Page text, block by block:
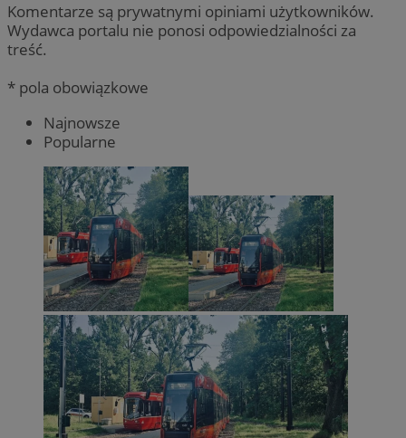
Komentarze są prywatnymi opiniami użytkowników.
Wydawca portalu nie ponosi odpowiedzialności za
treść.
* pola obowiązkowe
Najnowsze
Popularne